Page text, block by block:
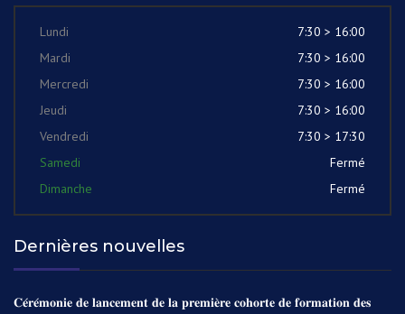
Lundi
7:30 > 16:00
Mardi
7:30 > 16:00
Mercredi
7:30 > 16:00
Jeudi
7:30 > 16:00
Vendredi
7:30 > 17:30
Samedi
Fermé
Dimanche
Fermé
Dernières nouvelles
𝐂𝐞́𝐫𝐞́𝐦𝐨𝐧𝐢𝐞 𝐝𝐞 𝐥𝐚𝐧𝐜𝐞𝐦𝐞𝐧𝐭 𝐝𝐞 𝐥𝐚 𝐩𝐫𝐞𝐦𝐢𝐞̀𝐫𝐞 𝐜𝐨𝐡𝐨𝐫𝐭𝐞 𝐝𝐞 𝐟𝐨𝐫𝐦𝐚𝐭𝐢𝐨𝐧 𝐝𝐞𝐬